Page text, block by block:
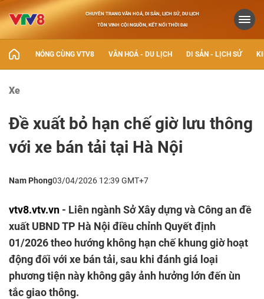
CHUYÊN TRANG VĂN HOÁ, DI SẢN, LỊCH SỬ, DU LỊCH
TÔN VINH CỘI NGUỒN, KẾT NỐI THỜI ĐẠI
NÓNG CÙNG VTV8 VĂN HOÁ - DU LỊCH DI SẢN - LỊCH SỬ
Xe
Đề xuất bỏ hạn chế giờ lưu thông
với xe bán tải tại Hà Nội
Nam Phong03/04/2026 12:39 GMT+7
vtv8.vtv.vn - Liên ngành Sở Xây dựng và Công an đề
xuất UBND TP Hà Nội điều chỉnh Quyết định
01/2026 theo hướng không hạn chế khung giờ hoạt
động đối với xe bán tải, sau khi đánh giá loại
phương tiện này không gây ảnh hưởng lớn đến ùn
tắc giao thông.